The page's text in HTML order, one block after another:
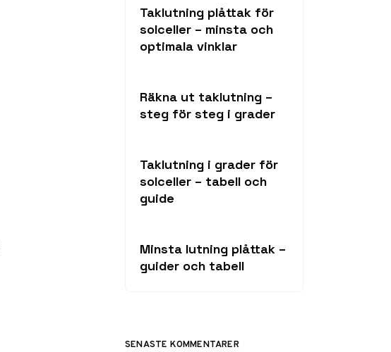
Taklutning plåttak för
solceller – minsta och
optimala vinklar
Räkna ut taklutning –
steg för steg i grader
Taklutning i grader för
solceller – tabell och
guide
Minsta lutning plåttak –
guider och tabell
SENASTE KOMMENTARER